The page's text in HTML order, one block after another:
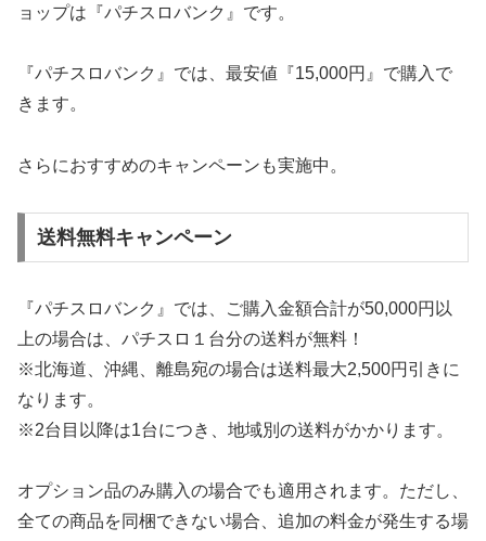
ョップは『パチスロバンク』です。
『パチスロバンク』では、最安値『15,000円』で購入で
きます。
さらにおすすめのキャンペーンも実施中。
送料無料キャンペーン
『パチスロバンク』では、ご購入金額合計が50,000円以
上の場合は、パチスロ１台分の送料が無料！
※北海道、沖縄、離島宛の場合は送料最大2,500円引きに
なります。
※2台目以降は1台につき、地域別の送料がかかります。
オプション品のみ購入の場合でも適用されます。ただし、
全ての商品を同梱できない場合、追加の料金が発生する場